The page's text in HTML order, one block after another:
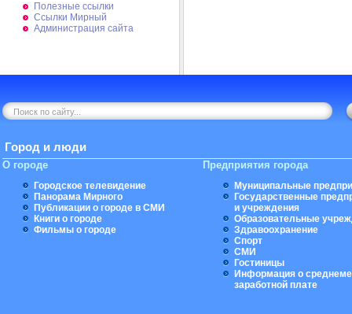
Полезные ссылки
Ссылки Мирный
Администрация сайта
Город и люди
О городе
Городское телевидение
Панорама Мирного
Публикации о городе в СМИ
Книги о городе
Фильмы о городе
Предприятия города
Муниципальные
Государственные
и учреждения
Образовательные
Здравоохранение
Спорт
СМИ
Гостиницы
Информация о
заработной плате